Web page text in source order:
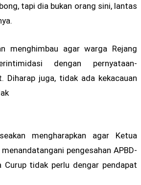
tapi dia bukan orang sini, lantas
menghimbau agar warga Rejang
dengan pernyataan-
Diharap juga, tidak ada kekacauan
mengharapkan agar Ketua
pengesahan APBD-
Curup tidak perlu dengar pendapat